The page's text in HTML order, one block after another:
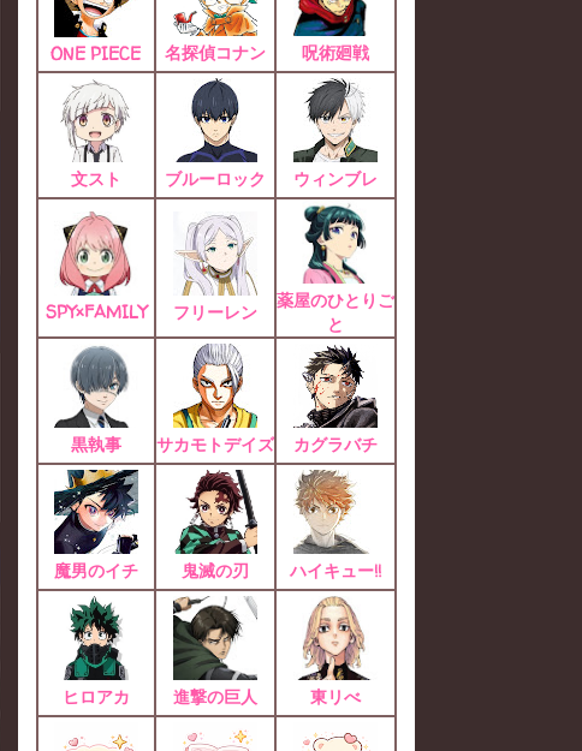
ONE PIECE 名探偵コナン 呪術廻戦
文スト ブルーロック ウィンブレ
SPY×FAMILY フリーレン
薬屋のひとりご
と
黒執事 サカモトデイズ カグラバチ
魔男のイチ 鬼滅の刃 ハイキュー!!
ヒロアカ 進撃の巨人 東リべ